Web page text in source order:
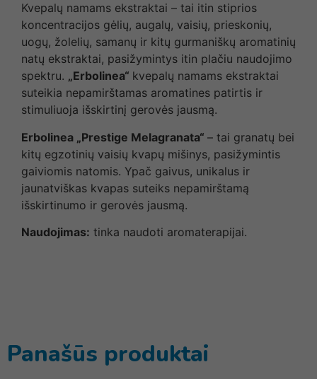
Kvepalų namams ekstraktai – tai itin stiprios
koncentracijos gėlių, augalų, vaisių, prieskonių,
uogų, žolelių, samanų ir kitų gurmaniškų aromatinių
natų ekstraktai, pasižymintys itin plačiu naudojimo
spektru. „Erbolinea“ kvepalų namams ekstraktai
suteikia nepamirštamas aromatines patirtis ir
stimuliuoja išskirtinį gerovės jausmą.
Erbolinea „Prestige Melagranata“ – tai granatų bei
kitų egzotinių vaisių kvapų mišinys, pasižymintis
gaiviomis natomis. Ypač gaivus, unikalus ir
jaunatviškas kvapas suteiks nepamirštamą
išskirtinumo ir gerovės jausmą.
Naudojimas: tinka naudoti aromaterapijai.
Panašūs produktai